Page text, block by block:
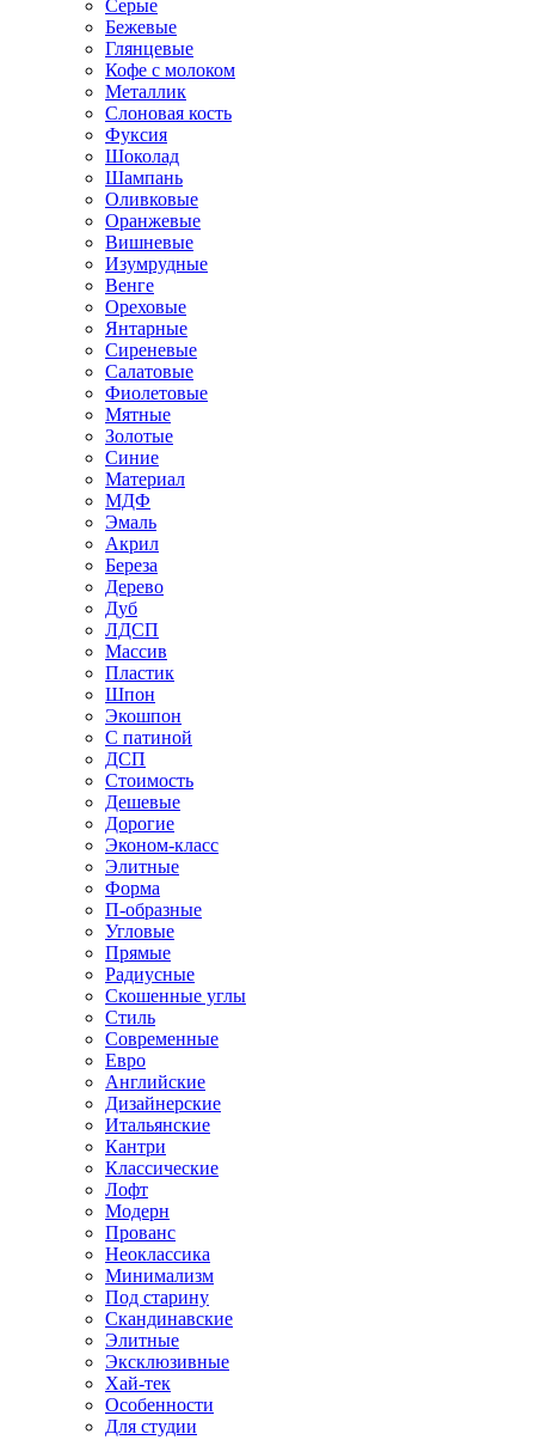
Серые
Бежевые
Глянцевые
Кофе с молоком
Металлик
Слоновая кость
Фуксия
Шоколад
Шампань
Оливковые
Оранжевые
Вишневые
Изумрудные
Венге
Ореховые
Янтарные
Сиреневые
Салатовые
Фиолетовые
Мятные
Золотые
Синие
Материал
МДФ
Эмаль
Акрил
Береза
Дерево
Дуб
ЛДСП
Массив
Пластик
Шпон
Экошпон
С патиной
ДСП
Стоимость
Дешевые
Дорогие
Эконом-класс
Элитные
Форма
П-образные
Угловые
Прямые
Радиусные
Скошенные углы
Стиль
Современные
Евро
Английские
Дизайнерские
Итальянские
Кантри
Классические
Лофт
Модерн
Прованс
Неоклассика
Минимализм
Под старину
Скандинавские
Элитные
Эксклюзивные
Хай-тек
Особенности
Для студии